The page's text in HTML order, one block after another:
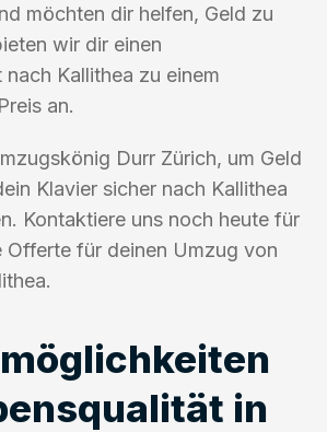
möchten dir helfen, Geld zu
wir dir einen
Kallithea zu einem
an.
Durr Zürich, um Geld
Klavier sicher nach Kallithea
Kontaktiere uns noch heute für
Offerte für deinen Umzug von
in